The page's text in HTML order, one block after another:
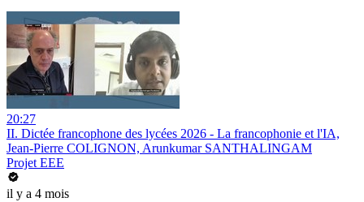
20:27
II. Dictée francophone des lycées 2026 - La francophonie et l'IA,
Jean-Pierre COLIGNON, Arunkumar SANTHALINGAM
Projet EEE
il y a 4 mois